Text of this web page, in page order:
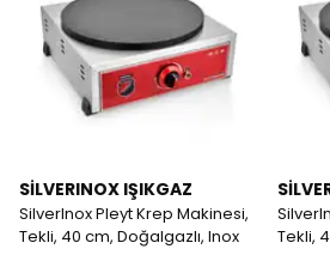
SİLVERINOX IŞIKGAZ
SilverInox Pleyt Krep Makinesi,
Tekli, 40 cm, Doğalgazlı, Inox
Tekli,